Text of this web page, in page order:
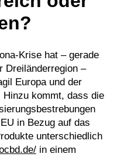
Krise hat – gerade
Dreiländerregion –
Europa und der
kommt, dass die
in Bezug auf das
unterschiedlich
in einem